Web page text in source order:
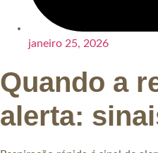
janeiro 25, 2026
Quando a
alerta: